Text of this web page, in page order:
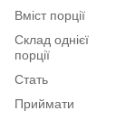
Вміст порції
Склад однієї
порції
Стать
Приймати